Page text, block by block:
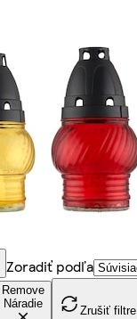
Zoradiť podľa
Remove
Náradie
Zrušiť filtre